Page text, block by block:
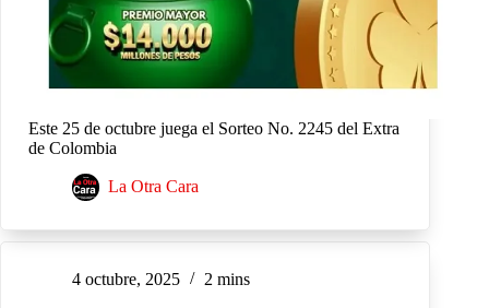
Este 25 de octubre juega el Sorteo No. 2245 del Extra
de Colombia
La Otra Cara
4 octubre, 2025 2 mins